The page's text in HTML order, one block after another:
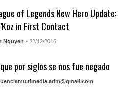
of Legends New Hero Update:
in First Contact
Nguyen - 22/12/2016
por siglos se nos fue negado